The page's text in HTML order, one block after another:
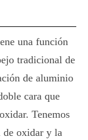
una función
tradicional de
de aluminio
cara que
Tenemos
de oxidar y la